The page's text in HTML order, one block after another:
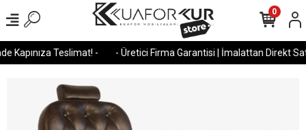
Kapınıza Teslimat! - - Üretici Firma Garantisi | İmalattan Direkt
0